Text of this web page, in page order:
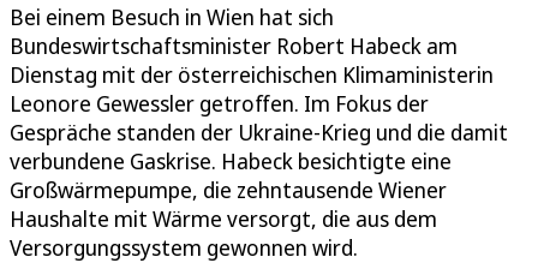
Bei einem Besuch in Wien hat sich
Bundeswirtschaftsminister Robert Habeck am
Dienstag mit der österreichischen Klimaministerin
Leonore Gewessler getroffen. Im Fokus der
Gespräche standen der Ukraine-Krieg und die damit
verbundene Gaskrise. Habeck besichtigte eine
Großwärmepumpe, die zehntausende Wiener
Haushalte mit Wärme versorgt, die aus dem
Versorgungssystem gewonnen wird.